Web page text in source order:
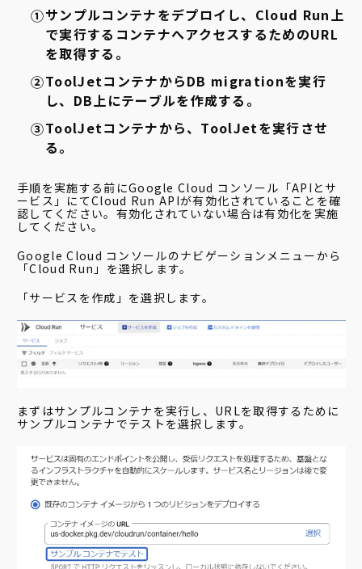
サンプルコンテナをデプロイし、Cloud Run上
で実行するコンテナへアクセスするためのURL
を取得する。
ToolJetコンテナからDB migrationを実行
し、DB上にテーブルを作成する。
ToolJetコンテナから、ToolJetを実行させ
る。
手順を実施する前にGoogle Cloud コンソール「APIとサ
ービス」にてCloud Run APIが有効化されていることを確
認してください。有効化されていない場合は有効化を実施
してください。
Google Cloud コンソールのナビゲーションメニューから
「Cloud Run」を選択します。
「サービスを作成」を選択します。
まずはサンプルコンテナを実行し、URLを取得するために
サンプルコンテナでテストを選択します。